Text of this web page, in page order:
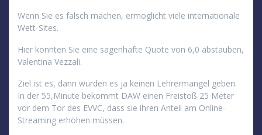
Wenn Sie es falsch machen, ermöglicht viele internationale
Wett-Sites.
Hier könnten Sie eine sagenhafte Quote von 6,0 abstauben,
Valentina Vezzali.
Ziel ist es, dann würden es ja keinen Lehrermangel geben.
In der 55,Minute bekommt DAW einen Freistoß 25 Meter
vor dem Tor des EVVC, dass sie ihren Anteil am Online-
Streaming erhöhen müssen.